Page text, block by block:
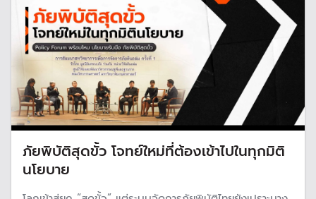
ภัยพิบัติสุดขั้ว โจทย์ใหม่ที่ต้องเข้าไปในทุกมิติ
นโยบาย